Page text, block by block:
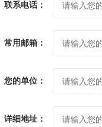
联系电话：
常用邮箱：
您的单位：
详细地址：